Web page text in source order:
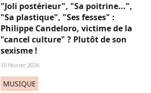
"Joli postérieur", "Sa poitrine...",
"Sa plastique", "Ses fesses" :
Philippe Candeloro, victime de la
"cancel culture" ? Plutôt de son
sexisme !
15 février 2026
MUSIQUE